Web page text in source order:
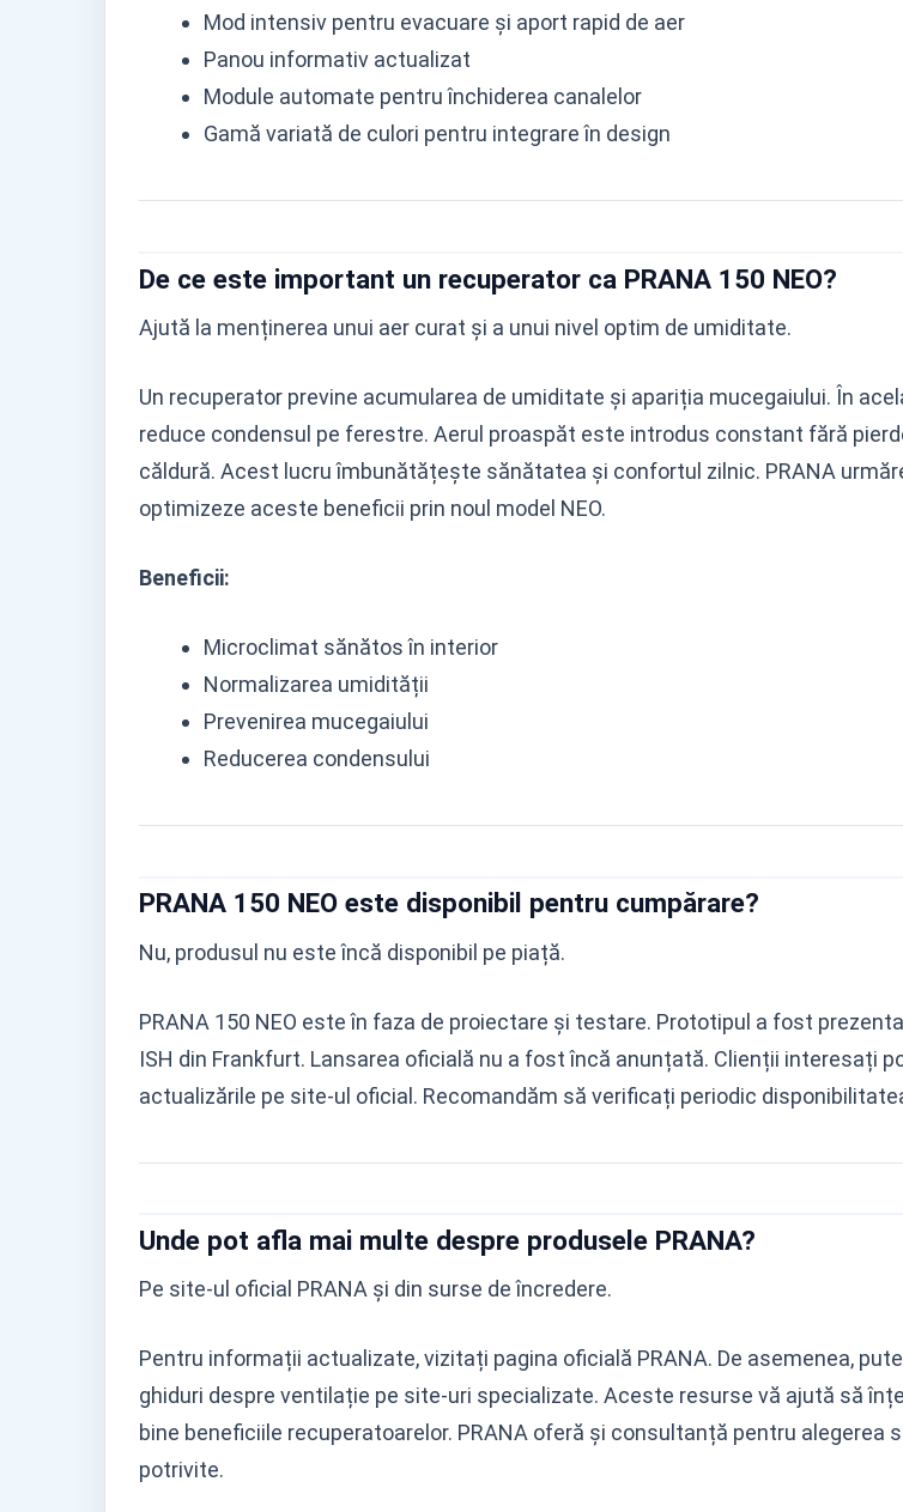
Mod intensiv pentru evacuare și aport rapid de aer
Panou informativ actualizat
Module automate pentru închiderea canalelor
Gamă variată de culori pentru integrare în design
De ce este important un recuperator ca PRANA 150 NEO?
Ajută la menținerea unui aer curat și a unui nivel optim de umiditate.
Un recuperator previne acumularea de umiditate și apariția mucegaiului. În
reduce condensul pe ferestre. Aerul proaspăt este introdus constant fără
căldură. Acest lucru îmbunătățește sănătatea și confortul zilnic. PRANA
optimizeze aceste beneficii prin noul model NEO.
Beneficii:
Microclimat sănătos în interior
Normalizarea umidității
Prevenirea mucegaiului
Reducerea condensului
PRANA 150 NEO este disponibil pentru cumpărare?
Nu, produsul nu este încă disponibil pe piață.
PRANA 150 NEO este în faza de proiectare și testare. Prototipul a fost
ISH din Frankfurt. Lansarea oficială nu a fost încă anunțată. Clienții interesați
actualizările pe site-ul oficial. Recomandăm să verificați periodic
Unde pot afla mai multe despre produsele PRANA?
Pe site-ul oficial PRANA și din surse de încredere.
Pentru informații actualizate, vizitați pagina oficială PRANA. De asemenea,
ghiduri despre ventilație pe site-uri specializate. Aceste resurse vă ajută să
bine beneficiile recuperatoarelor. PRANA oferă și consultanță pentru alegerea
potrivite.